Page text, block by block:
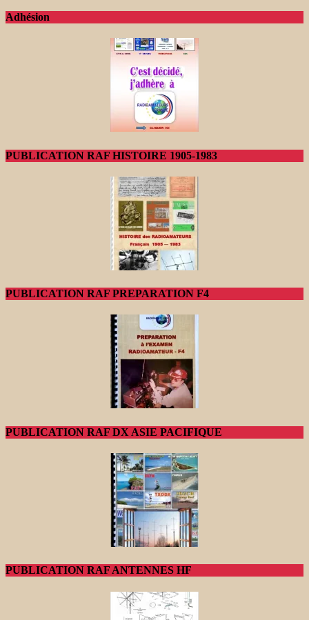
Adhésion
PUBLICATION RAF HISTOIRE 1905-1983
PUBLICATION RAF PREPARATION F4
PUBLICATION RAF DX ASIE PACIFIQUE
PUBLICATION RAF ANTENNES HF